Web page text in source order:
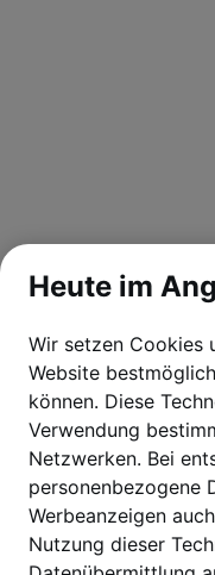
Heute im
Wir setzen Cookies
Website
können. Diese
Verwendung
Netzwerken. Bei
personenbezogene
Werbeanzeigen
Nutzung dieser